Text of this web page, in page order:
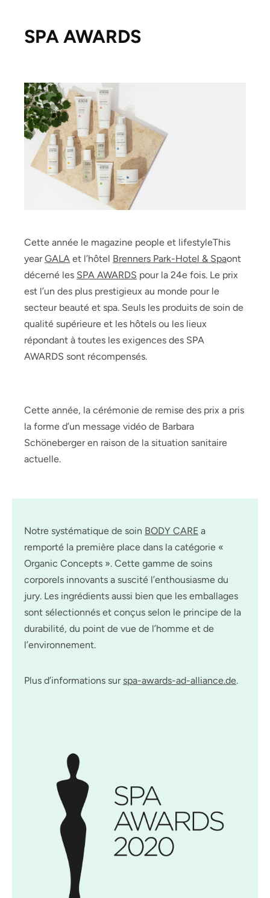
SPA AWARDS
Cette année le magazine people et lifestyleThis
yearGALA et l’hôtel Brenners Park-Hotel & Spaont
décerné les SPA AWARDS pour la 24e fois. Le prix
est l’un des plus prestigieux au monde pour le
secteur beauté et spa. Seuls les produits de soin de
qualité supérieure et les hôtels ou les lieux
répondant à toutes les exigences des SPA
AWARDS sont récompensés.
Cette année, la cérémonie de remise des prix a pris
la forme d’un message vidéo de Barbara
Schöneberger en raison de la situation sanitaire
actuelle.
Notre systématique de soin BODY CARE a
remporté la première place dans la catégorie «
Organic Concepts ». Cette gamme de soins
corporels innovants a suscité l’enthousiasme du
jury. Les ingrédients aussi bien que les emballages
sont sélectionnés et conçus selon le principe de la
durabilité, du point de vue de l’homme et de
l’environnement.
Plus d’informations sur spa-awards-ad-alliance.de.